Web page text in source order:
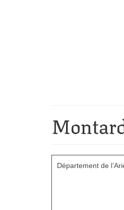
Département de